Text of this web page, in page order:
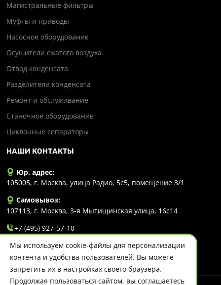
Магистральные фильтры
Муфты и приводы
Насосное оборудование
Осушители сжатого воздуха
Отвод конденсата
Разделители конденсата
Ремонт и обслуживание
Станочное оборудование
Циклонные сепараторы
НАШИ КОНТАКТЫ
Юр. адрес:
105005, г. Москва, улица Радио, 5с5, помещение 3/1
Самовывоз:
107113, г. Москва, 3-я Мытищинская улица, 16с14
+7 (495) 927-57-10
info@evlart.ru
Мы используем cookie-файлы для персонализации
контента и удобства пользователей. Вы можете
запретить их в настройках своего браузера.
Продолжая пользоваться сайтом, вы соглашаетесь